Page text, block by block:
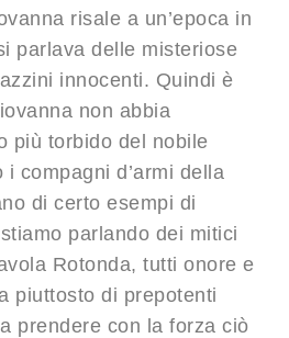
risale a un’epoca in
parlava delle misteriose
innocenti. Quindi è
non abbia
più torbido del nobile
compagni d’armi della
di certo esempi di
parlando dei mitici
Rotonda, tutti onore e
piuttosto di prepotenti
prendere con la forza ciò